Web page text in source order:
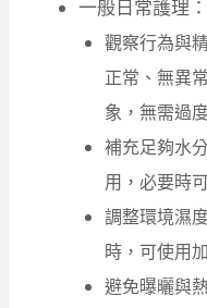
一般日常護理：
觀察行為與
正常、無異
象，無需過
補充足夠水
用，必要時
調整環境濕
時，可使用
避免曝曬與